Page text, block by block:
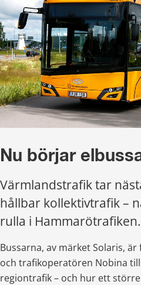
Nu börjar
Värmlandstrafik tar
hållbar kollektivtrafik –
rulla i Hammarötrafiken.
Bussarna, av märket Solaris,
och trafikoperatören Nobina
regiontrafik – och hur ett